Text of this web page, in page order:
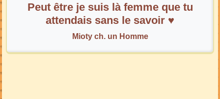
Peut être je suis là femme que tu
attendais sans le savoir ♥️
Mioty ch. un Homme